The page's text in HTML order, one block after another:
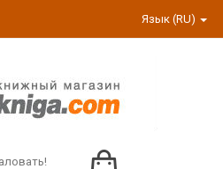
Язык (RU)